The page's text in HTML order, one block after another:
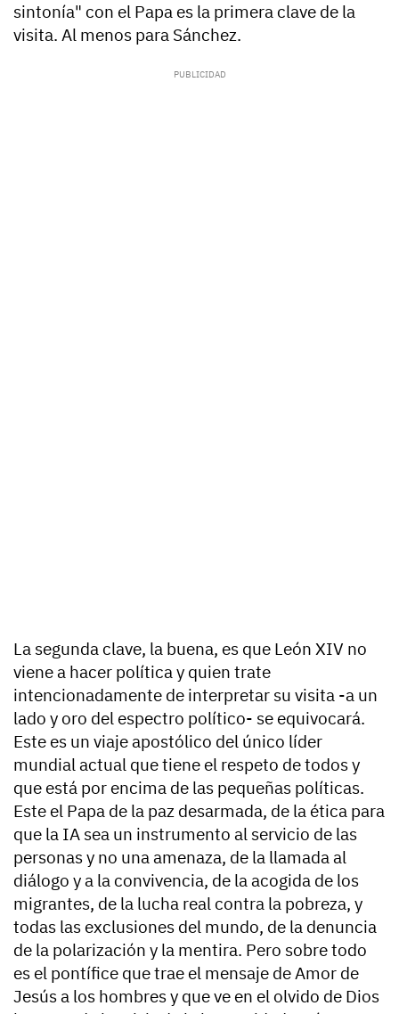
sintonía" con el Papa es la primera clave de la
visita. Al menos para Sánchez.
La segunda clave, la buena, es que León XIV no
viene a hacer política y quien trate
intencionadamente de interpretar su visita -a un
lado y oro del espectro político- se equivocará.
Este es un viaje apostólico del único líder
mundial actual que tiene el respeto de todos y
que está por encima de las pequeñas políticas.
Este el Papa de la paz desarmada, de la ética para
que la IA sea un instrumento al servicio de las
personas y no una amenaza, de la llamada al
diálogo y a la convivencia, de la acogida de los
migrantes, de la lucha real contra la pobreza, y
todas las exclusiones del mundo, de la denuncia
de la polarización y la mentira. Pero sobre todo
es el pontífice que trae el mensaje de Amor de
Jesús a los hombres y que ve en el olvido de Dios